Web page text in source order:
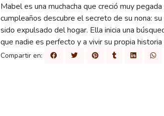
Mabel es una muchacha que creció muy
cumpleaños descubre el secreto de su nona:
sido expulsado del hogar. Ella inicia una
que nadie es perfecto y a vivir su propia historia
Compartir en: